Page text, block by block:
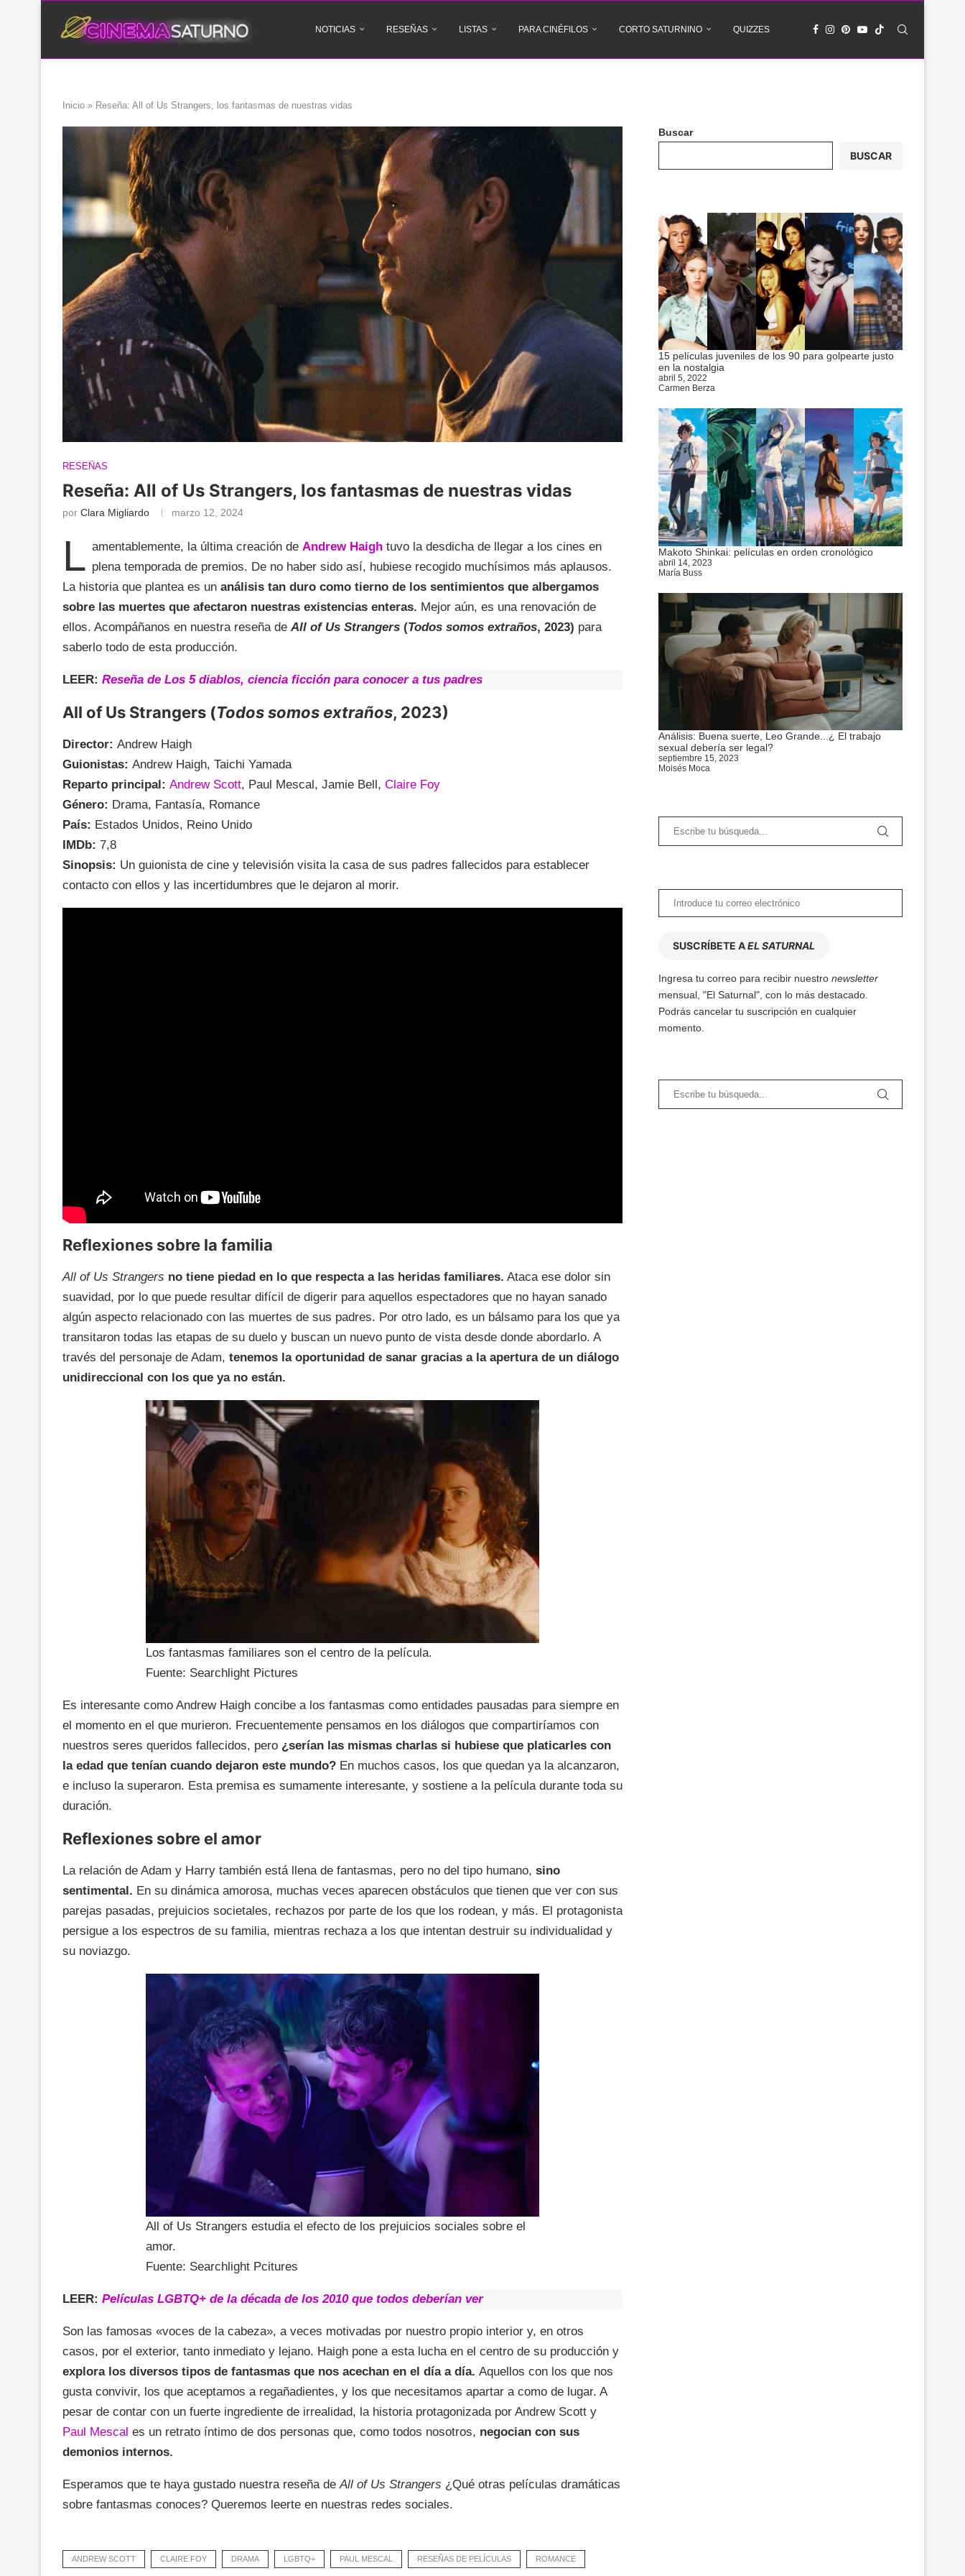
NOTICIAS RESEÑAS LISTAS PARA CINÉFILOS CORTO SATURNINO QUIZZES
Inicio » Reseña: All of Us Strangers, los fantasmas de nuestras vidas
RESEÑAS
Reseña: All of Us Strangers, los fantasmas de nuestras vidas
por Clara Migliardo marzo 12, 2024
L amentablemente, la última creación de Andrew Haigh tuvo la desdicha de llegar a los cines en
plena temporada de premios. De no haber sido así, hubiese recogido muchísimos más aplausos.
La historia que plantea es un análisis tan duro como tierno de los sentimientos que albergamos
sobre las muertes que afectaron nuestras existencias enteras. Mejor aún, es una renovación de
ellos. Acompáñanos en nuestra reseña de All of Us Strangers (Todos somos extraños, 2023) para
saberlo todo de esta producción.
LEER: Reseña de Los 5 diablos, ciencia ficción para conocer a tus padres
All of Us Strangers (Todos somos extraños, 2023)
Director: Andrew Haigh
Guionistas: Andrew Haigh, Taichi Yamada
Reparto principal: Andrew Scott, Paul Mescal, Jamie Bell, Claire Foy
Género: Drama, Fantasía, Romance
País: Estados Unidos, Reino Unido
IMDb: 7,8
Sinopsis: Un guionista de cine y televisión visita la casa de sus padres fallecidos para establecer
contacto con ellos y las incertidumbres que le dejaron al morir.
Reflexiones sobre la familia
All of Us Strangers no tiene piedad en lo que respecta a las heridas familiares. Ataca ese dolor sin
suavidad, por lo que puede resultar difícil de digerir para aquellos espectadores que no hayan sanado
algún aspecto relacionado con las muertes de sus padres. Por otro lado, es un bálsamo para los que ya
transitaron todas las etapas de su duelo y buscan un nuevo punto de vista desde donde abordarlo. A
través del personaje de Adam, tenemos la oportunidad de sanar gracias a la apertura de un diálogo
unidireccional con los que ya no están.
Los fantasmas familiares son el centro de la película.
Fuente: Searchlight Pictures
Es interesante como Andrew Haigh concibe a los fantasmas como entidades pausadas para siempre en
el momento en el que murieron. Frecuentemente pensamos en los diálogos que compartiríamos con
nuestros seres queridos fallecidos, pero ¿serían las mismas charlas si hubiese que platicarles con
la edad que tenían cuando dejaron este mundo? En muchos casos, los que quedan ya la alcanzaron,
e incluso la superaron. Esta premisa es sumamente interesante, y sostiene a la película durante toda su
duración.
Reflexiones sobre el amor
La relación de Adam y Harry también está llena de fantasmas, pero no del tipo humano, sino
sentimental. En su dinámica amorosa, muchas veces aparecen obstáculos que tienen que ver con sus
parejas pasadas, prejuicios societales, rechazos por parte de los que los rodean, y más. El protagonista
persigue a los espectros de su familia, mientras rechaza a los que intentan destruir su individualidad y
su noviazgo.
All of Us Strangers estudia el efecto de los prejuicios sociales sobre el
amor.
Fuente: Searchlight Pcitures
LEER: Películas LGBTQ+ de la década de los 2010 que todos deberían ver
Son las famosas «voces de la cabeza», a veces motivadas por nuestro propio interior y, en otros
casos, por el exterior, tanto inmediato y lejano. Haigh pone a esta lucha en el centro de su producción y
explora los diversos tipos de fantasmas que nos acechan en el día a día. Aquellos con los que nos
gusta convivir, los que aceptamos a regañadientes, y los que necesitamos apartar a como de lugar. A
pesar de contar con un fuerte ingrediente de irrealidad, la historia protagonizada por Andrew Scott y
Paul Mescal es un retrato íntimo de dos personas que, como todos nosotros, negocian con sus
demonios internos.
Esperamos que te haya gustado nuestra reseña deAll of Us Strangers ¿Qué otras películas dramáticas
sobre fantasmas conoces? Queremos leerte en nuestras redes sociales.
ANDREW SCOTT CLAIRE FOY DRAMA LGBTQ+ PAUL MESCAL RESEÑAS DE PELÍCULAS ROMANCE
Buscar
BUSCAR
15 películas juveniles de los 90 para golpearte justo
en la nostalgia
abril 5, 2022
Carmen Berza
Makoto Shinkai: películas en orden cronológico
abril 14, 2023
María Buss
Análisis: Buena suerte, Leo Grande...¿ El trabajo
sexual debería ser legal?
septiembre 15, 2023
Moisés Moca
SUSCRÍBETE AEL SATURNAL
Ingresa tu correo para recibir nuestro newsletter
mensual, "El Saturnal", con lo más destacado.
Podrás cancelar tu suscripción en cualquier
momento.